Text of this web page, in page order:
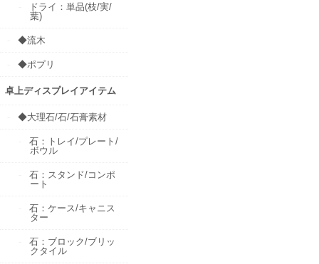
ドライ：単品(枝/実/
葉)
◆流木
◆ポプリ
卓上ディスプレイアイテム
◆大理石/石/石膏素材
石：トレイ/プレート/
ボウル
石：スタンド/コンポ
ート
石：ケース/キャニス
ター
石：ブロック/ブリッ
クタイル